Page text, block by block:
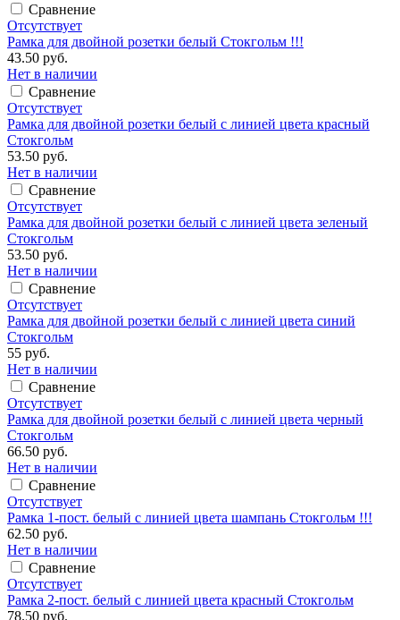
Сравнение
Отсутствует
Рамка для двойной розетки белый Стокгольм !!!
43.50 руб.
Нет в наличии
Сравнение
Отсутствует
Рамка для двойной розетки белый с линией цвета красный
Стокгольм
53.50 руб.
Нет в наличии
Сравнение
Отсутствует
Рамка для двойной розетки белый с линией цвета зеленый
Стокгольм
53.50 руб.
Нет в наличии
Сравнение
Отсутствует
Рамка для двойной розетки белый с линией цвета синий
Стокгольм
55 руб.
Нет в наличии
Сравнение
Отсутствует
Рамка для двойной розетки белый с линией цвета черный
Стокгольм
66.50 руб.
Нет в наличии
Сравнение
Отсутствует
Рамка 1-пост. белый с линией цвета шампань Стокгольм !!!
62.50 руб.
Нет в наличии
Сравнение
Отсутствует
Рамка 2-пост. белый с линией цвета красный Стокгольм
78.50 руб.